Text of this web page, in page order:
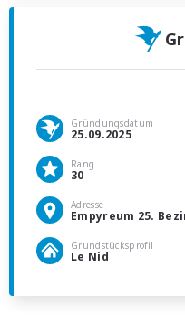
Gründungsdatum
25.09.2025
Rang
30
Adresse
Empyreum 25.
Grundstücksprofil
Le Nid